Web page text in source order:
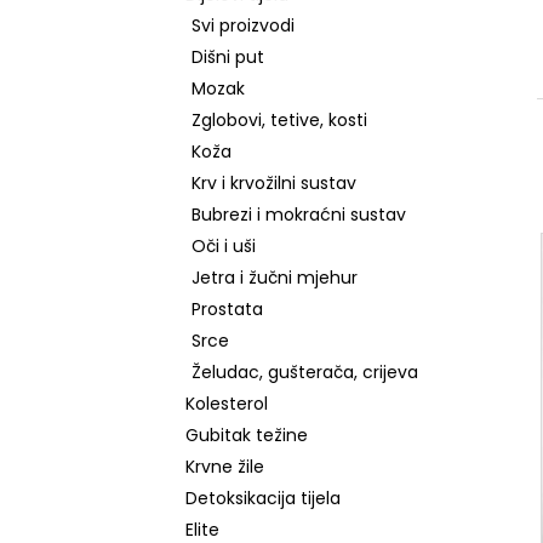
Svi proizvodi
Dišni put
Mozak
Zglobovi, tetive, kosti
Koža
Krv i krvožilni sustav
Bubrezi i mokraćni sustav
Oči i uši
Jetra i žučni mjehur
Prostata
Srce
Želudac, gušterača, crijeva
Kolesterol
Gubitak težine
Krvne žile
Detoksikacija tijela
Elite
RETINOL SERUM S VITAMINIMA C, E, F, 30
€7,99